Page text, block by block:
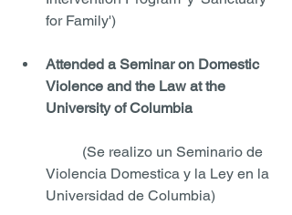
for Family')
Attended a Seminar on Domestic
Violence and the Law at the
University of Columbia
Violencia Domestica y la Ley en la
Universidad de Columbia)